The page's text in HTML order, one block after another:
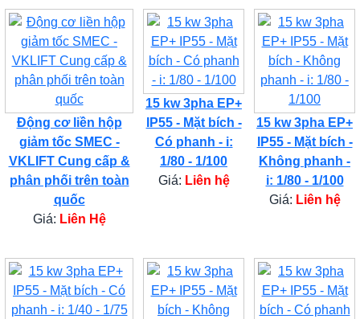
Động cơ liền hộp
giảm tốc SMEC -
VKLIFT Cung cấp &
phân phối trên toàn
quốc
Giá: Liên Hệ
15 kw 3pha EP+
IP55 - Mặt bích -
Có phanh - i:
1/80 - 1/100
Giá: Liên hệ
15 kw 3pha EP+
IP55 - Mặt bích -
Không phanh -
i: 1/80 - 1/100
Giá: Liên hệ